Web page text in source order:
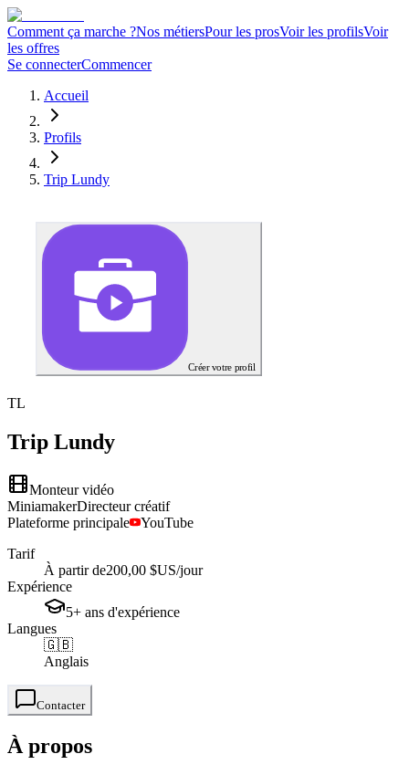
Comment ça marche ?Nos métiersPour les prosVoir les profilsVoir
les offres
Se connecterCommencer
Accueil
Profils
Trip Lundy
Créer votre profil
TL
Trip Lundy
Monteur vidéo
MiniamakerDirecteur créatif
Plateforme principale
YouTube
Tarif
À partir de200,00 $US/jour
Expérience
5+ ans d'expérience
Langues
🇬🇧
Anglais
Contacter
À propos